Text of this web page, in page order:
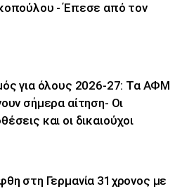
- Έπεσε από τον
για όλους 2026-27: Τα ΑΦΜ
σήμερα αίτηση- Οι
και οι δικαιούχοι
στη Γερμανία 31χρονος με